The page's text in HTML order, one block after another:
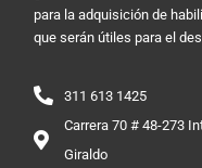
para la adquisición de
que serán útiles para el
311 613 1425
Carrera 70 # 48-273
Giraldo